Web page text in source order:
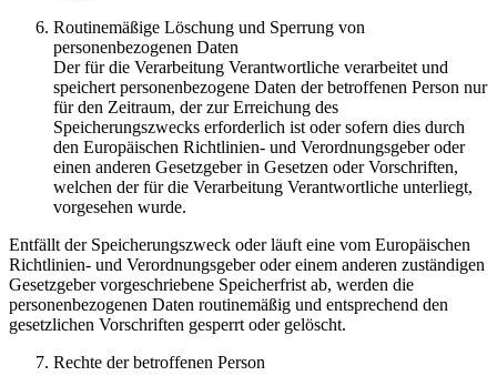
Routinemäßige Löschung und Sperrung von
personenbezogenen Daten
Der für die Verarbeitung Verantwortliche verarbeitet und
speichert personenbezogene Daten der betroffenen Person nur
für den Zeitraum, der zur Erreichung des
Speicherungszwecks erforderlich ist oder sofern dies durch
den Europäischen Richtlinien- und Verordnungsgeber oder
einen anderen Gesetzgeber in Gesetzen oder Vorschriften,
welchen der für die Verarbeitung Verantwortliche unterliegt,
vorgesehen wurde.
Entfällt der Speicherungszweck oder läuft eine vom Europäischen
Richtlinien- und Verordnungsgeber oder einem anderen zuständigen
Gesetzgeber vorgeschriebene Speicherfrist ab, werden die
personenbezogenen Daten routinemäßig und entsprechend den
gesetzlichen Vorschriften gesperrt oder gelöscht.
Rechte der betroffenen Person